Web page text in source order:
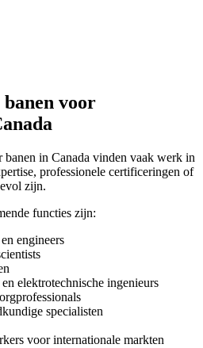
voor
banen in Canada vinden vaak werk in
professionele certificeringen of
zijn.
functies zijn:
engineers
elektrotechnische ingenieurs
specialisten
voor internationale markten